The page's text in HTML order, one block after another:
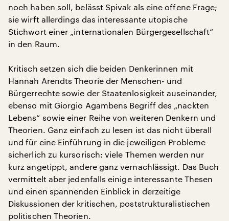
noch haben soll, belässt Spivak als eine offene Frage;
sie wirft allerdings das interessante utopische
Stichwort einer „internationalen Bürgergesellschaft“
in den Raum.
Kritisch setzen sich die beiden Denkerinnen mit
Hannah Arendts Theorie der Menschen- und
Bürgerrechte sowie der Staatenlosigkeit auseinander,
ebenso mit Giorgio Agambens Begriff des „nackten
Lebens“ sowie einer Reihe von weiteren Denkern und
Theorien. Ganz einfach zu lesen ist das nicht überall
und für eine Einführung in die jeweiligen Probleme
sicherlich zu kursorisch: viele Themen werden nur
kurz angetippt, andere ganz vernachlässigt. Das Buch
vermittelt aber jedenfalls einige interessante Thesen
und einen spannenden Einblick in derzeitige
Diskussionen der kritischen, poststrukturalistischen
politischen Theorien.